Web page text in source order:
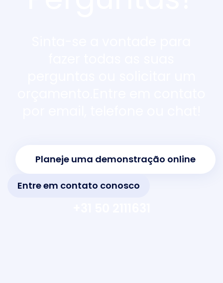
Planeje uma demonstração online
Entre em contato conosco